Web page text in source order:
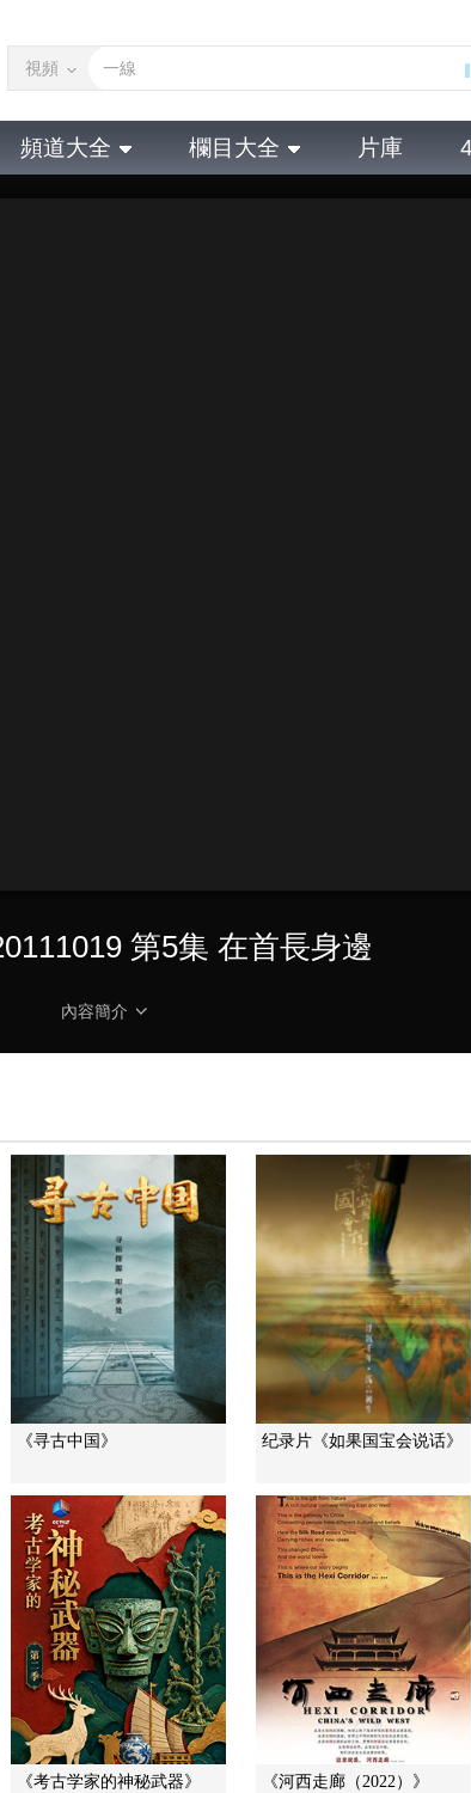
視頻
頻道大全 欄目大全 片庫
第5集 在首長身邊
內容簡介
《寻古中国》 纪录片《如果国宝会说话》
《考古学家的神秘武器》
《河西走廊（2022）》